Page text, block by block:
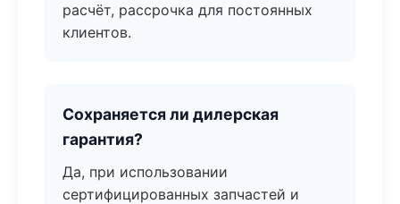
расчёт, рассрочка для постоянных
клиентов.
Сохраняется ли дилерская
гарантия?
Да, при использовании
сертифицированных запчастей и